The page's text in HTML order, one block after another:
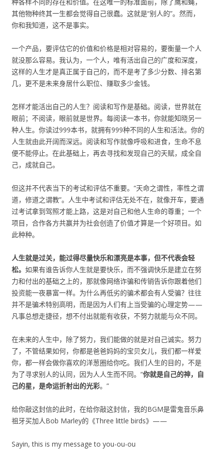
其他物种终其一生都会觉得自己很蠢。这就是“别人的”。然而，
你和我知道，这不是事实。
一个产品，要评估它的价值和价格是相对容易的，要衡量一个人
就没那么容易。我认为，一个人，唯有活出自己的广度和深度，
这样的人生才是真正属于自己的，而不是考了多少分数、排名第
几，更不是未来身居什么职位、赚取多少金钱。
怎样才能活出自己的人生？阅读和写作是基础。阅读，世界就在
眼前；不阅读，眼前就是世界。每阅读一本书，你就能知晓另一
种人生。你读过999本书，就拥有999种不同的人生和活法。你的
人生就由此开阔而深远。阅读和写作就像呼吸和进食，生命不息
便不能停止。在此基础上，再去寻找和发现自己的天赋，成全自
己，成就自己。
但这并不代表当下的考试和评估不重要。“天命之谓性，率性之谓
道，修道之谓教”。人生中考试和评估无处不在，就像开车，要通
过考试拿到驾照才能上路，这是对自己和他人生命的尊重；一个
项目，合作各方共赢并为社会创造了价值才算是一个好项目。如
此种种。
人生就是过关，能过得尽量快乐和漂亮是本事，但不代表会轻
松。 如果有谁告诉你人生就是要快乐，而不强调快乐是建立在努
力和付出的基础之上的，那就像网络诈骗和传销告诉你跟着他们
投资能一夜暴富一样。为什么再低劣的骗术都会有人受骗？往往
并不是骗术特别高明，而是因为人们有上当受骗的心理定势——
凡事总想走捷径，想不付出就能有收获，不努力就能与众不同。
在未来的人生中，除了努力，我们能做的就是对自己诚实。努力
了，不管结果如何，你都是爸爸妈妈的宝贝女儿，我们都一样爱
你，都一样会做你喜欢的洋葱圈给你吃。我们人生的目的，不是
为了寻求别人的认同，因为人人生而不同。“你就是自己的神，自
己的星，是命运折射出的光彩。”
给你敲这封信的此时，在给你敲这封信，我的BGM是雷鬼音乐鼻
祖牙买加人Bob Marley的《Three little birds》——
Sayin, this is my message to you-ou-ou